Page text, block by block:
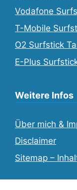
Vodafone
T-Mobile
O2 Surfstick
E-Plus
Weitere Infos
Über mich &
Disclaimer
Sitemap –